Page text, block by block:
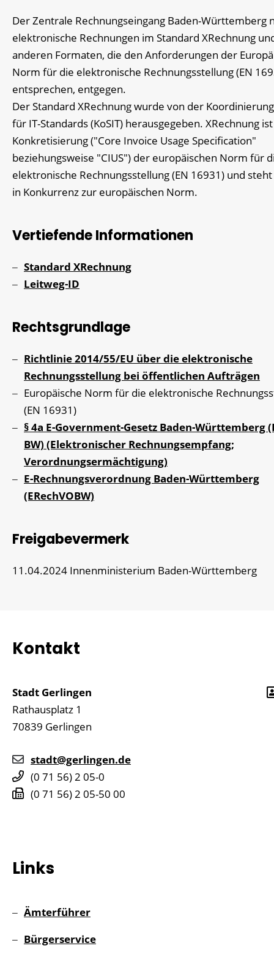
Der Zentrale Rechnungseingang Baden-Württemberg
elektronische Rechnungen im Standard XRechnung
anderen Formaten, die den Anforderungen der
Norm für die elektronische Rechnungsstellung (EN
entsprechen, entgegen.
Der Standard XRechnung wurde von der
für IT-Standards (KoSIT) herausgegeben. XRechnung
Konkretisierung ("Core Invoice Usage Specification"
beziehungsweise "CIUS") der europäischen Norm für
elektronische Rechnungsstellung (EN 16931) und
in Konkurrenz zur europäischen Norm.
Vertiefende Informationen
Standard XRechnung
Leitweg-ID
Rechtsgrundlage
Richtlinie 2014/55/EU über die elektronische
Rechnungsstellung bei öffentlichen Aufträgen
Europäische Norm für die elektronische
(EN 16931)
§ 4a E-Government-Gesetz Baden-Württemberg
BW) (Elektronischer Rechnungsempfang;
Verordnungsermächtigung)
E-Rechnungsverordnung Baden-Württemberg
(ERechVOBW)
Freigabevermerk
11.04.2024 Innenministerium Baden-Württemberg
Kontakt
Stadt Gerlingen
Rathausplatz 1
70839 Gerlingen
stadt@gerlingen.de
(0 71 56) 2 05-0
(0 71 56) 2 05-50 00
Links
Ämterführer
Bürgerservice